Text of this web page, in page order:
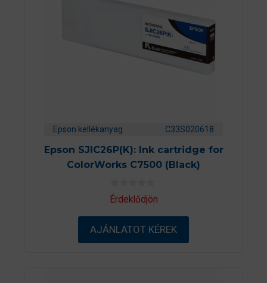
Epson kellékanyag C33S020618
Epson SJIC26P(K): Ink cartridge for
ColorWorks C7500 (Black)
0
a
-
ő
Érdeklődjön
AJÁNLATOT KÉREK